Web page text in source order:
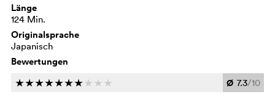
Länge
124 Min.
Originalsprache
Japanisch
Bewertungen
ccccccc c c c Ø 7.3/10